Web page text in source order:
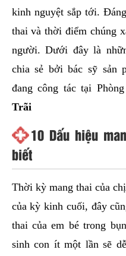
kinh nguyệt sắp tới.
thai và thời điểm chúng
người. Dưới đây là
chia sẻ bởi bác sỹ sản
đang công tác tại
Trãi
10 Dấu hiệu
biết
Thời kỳ mang thai của
của kỳ kinh cuối, đây
thai của em bé trong
sinh con ít một lần sẽ